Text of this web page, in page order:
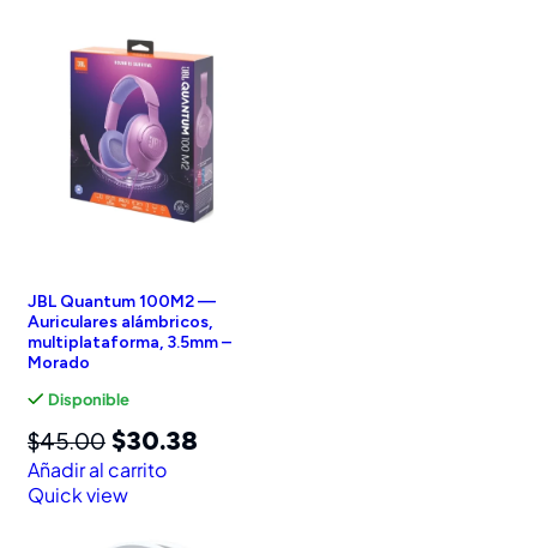
JBL Quantum 100M2 —
Auriculares alámbricos,
multiplataforma, 3.5mm –
Morado
Disponible
$45.00 $30.38
Añadir al carrito
Quick view